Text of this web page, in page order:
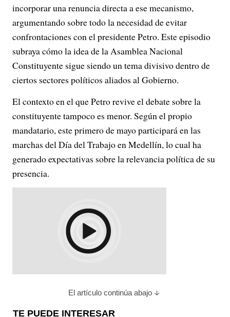
incorporar una renuncia directa a ese mecanismo,
argumentando sobre todo la necesidad de evitar
confrontaciones con el presidente Petro. Este episodio
subraya cómo la idea de la Asamblea Nacional
Constituyente sigue siendo un tema divisivo dentro de
ciertos sectores políticos aliados al Gobierno.
El contexto en el que Petro revive el debate sobre la
constituyente tampoco es menor. Según el propio
mandatario, este primero de mayo participará en las
marchas del Día del Trabajo en Medellín, lo cual ha
generado expectativas sobre la relevancia política de su
presencia.
El artículo continúa abajo
TE PUEDE INTERESAR